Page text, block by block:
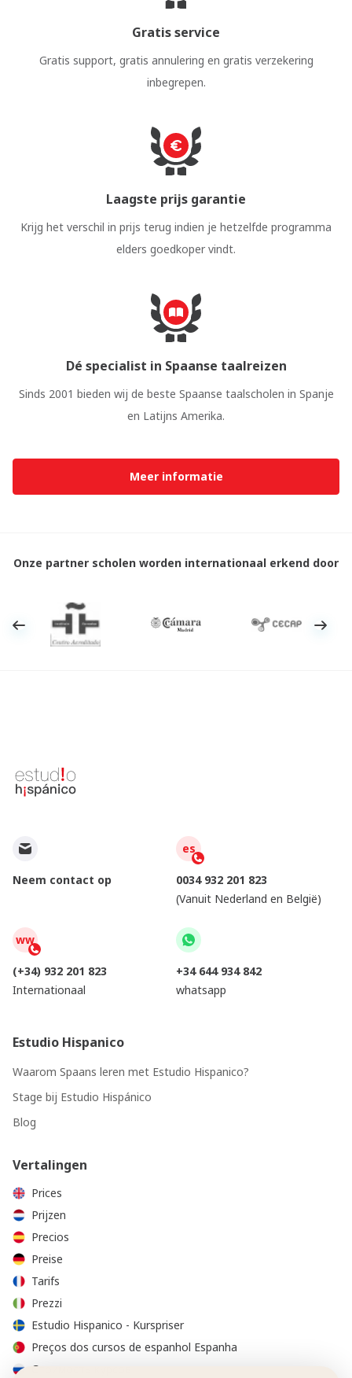
Gratis service
Gratis support, gratis annulering en gratis verzekering
inbegrepen.
Laagste prijs garantie
Krijg het verschil in prijs terug indien je hetzelfde programma
elders goedkoper vindt.
Dé specialist in Spaanse taalreizen
Sinds 2001 bieden wij de beste Spaanse taalscholen in Spanje
en Latijns Amerika.
Meer informatie
Onze partner scholen worden internationaal erkend door
Neem contact op
es
0034 932 201 823
(Vanuit Nederland en België)
ww
(+34) 932 201 823
Internationaal
+34 644 934 842
whatsapp
Estudio Hispanico
Waarom Spaans leren met Estudio Hispanico?
Stage bij Estudio Hispánico
Blog
Vertalingen
Prices
Prijzen
Precios
Preise
Tarifs
Prezzi
Estudio Hispanico - Kurspriser
Preços dos cursos de espanhol Espanha
Стоимость курсов